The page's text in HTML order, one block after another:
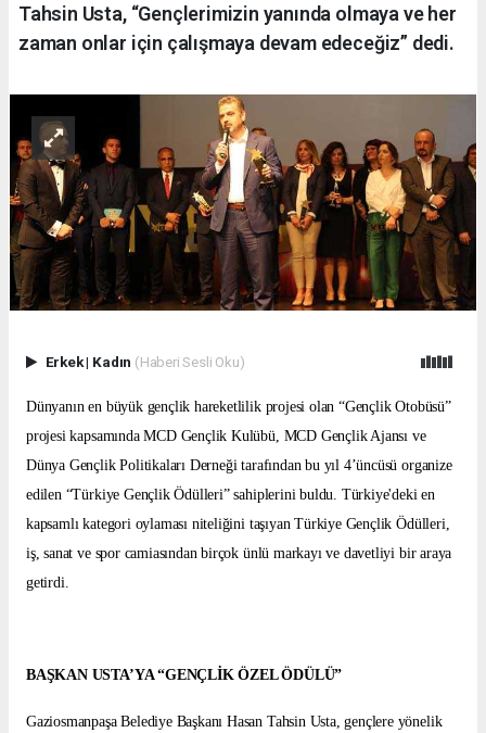
Tahsin Usta, “Gençlerimizin yanında olmaya ve her
zaman onlar için çalışmaya devam edeceğiz” dedi.
Erkek| Kadın (Haberi Sesli Oku)
Dünyanın en büyük gençlik hareketlilik projesi olan “Gençlik Otobüsü”
projesi kapsamında MCD Gençlik Kulübü, MCD Gençlik Ajansı ve
Dünya Gençlik Politikaları Derneği tarafından bu yıl 4’üncüsü organize
edilen “Türkiye Gençlik Ödülleri” sahiplerini buldu. Türkiye'deki en
kapsamlı kategori oylaması niteliğini taşıyan Türkiye Gençlik Ödülleri,
iş, sanat ve spor camiasından birçok ünlü markayı ve davetliyi bir araya
getirdi.
BAŞKAN USTA’YA “GENÇLİK ÖZEL ÖDÜLÜ”
Gaziosmanpaşa Belediye Başkanı Hasan Tahsin Usta, gençlere yönelik